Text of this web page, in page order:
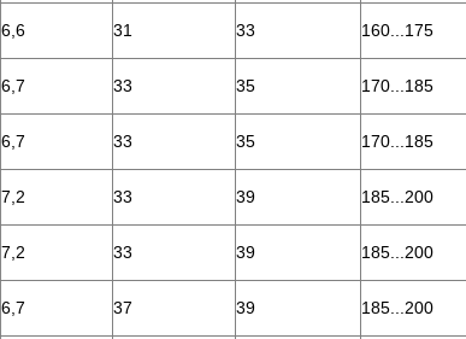
6,6 31 33 160...175
6,7 33 35 170...185
6,7 33 35 170...185
7,2 33 39 185...200
7,2 33 39 185...200
6,7 37 39 185...200